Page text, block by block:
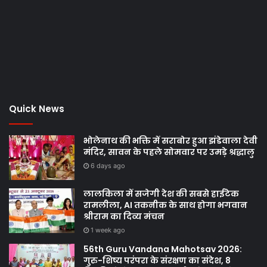
Quick News
भोलेनाथ की भक्ति में सराबोर हुआ झंडेवाला देवी
मंदिर, सावन के पहले सोमवार पर उमड़े श्रद्धालु
6 days ago
लालकिला में सजेगी देश की सबसे हाईटेक
रामलीला, AI तकनीक के साथ होगा भगवान
श्रीराम का दिव्य मंचन
1 week ago
56th Guru Vandana Mahotsav 2026:
गुरु-शिष्य परंपरा के संरक्षण का संदेश, 8